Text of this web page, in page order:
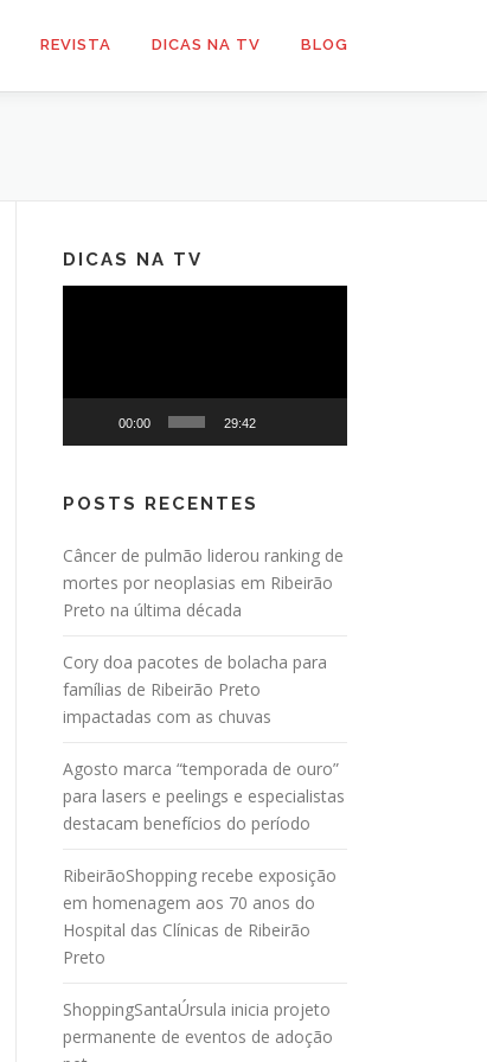
REVISTA DICAS NA TV BLOG
DICAS NA TV
00:00 29:42
POSTS RECENTES
Câncer de pulmão liderou ranking de
mortes por neoplasias em Ribeirão
Preto na última década
Cory doa pacotes de bolacha para
famílias de Ribeirão Preto
impactadas com as chuvas
Agosto marca “temporada de ouro”
para lasers e peelings e especialistas
destacam benefícios do período
RibeirãoShopping recebe exposição
em homenagem aos 70 anos do
Hospital das Clínicas de Ribeirão
Preto
ShoppingSantaÚrsula inicia projeto
permanente de eventos de adoção